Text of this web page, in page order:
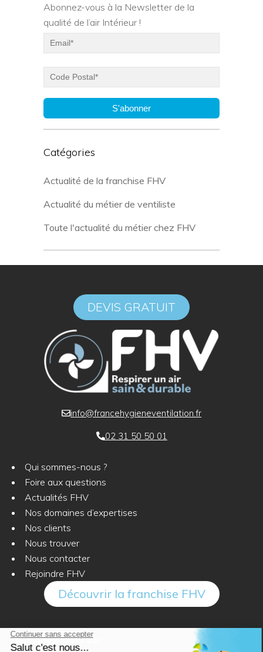
Abonnez-vous à la Newsletter de la
qualité de l’air Intérieur !
S'abonner
Catégories
Actualité de la franchise FHV
Actualité du métier de ventiliste
Toute l'actualité du métier chez FHV
DEVIS GRATUIT
info@francehygieneventilation.fr
02 31 50 50 01
Qui sommes-nous ?
Foire aux questions
Actualités FHV
Nos domaines d’expertises
Nos clients
Nous trouver
Nous contacter
Rejoindre FHV
Découvrir la franchise FHV
Rejoignez-nous sur :